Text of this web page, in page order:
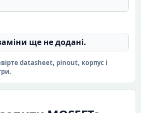
ще не додані.
datasheet, pinout, корпус і